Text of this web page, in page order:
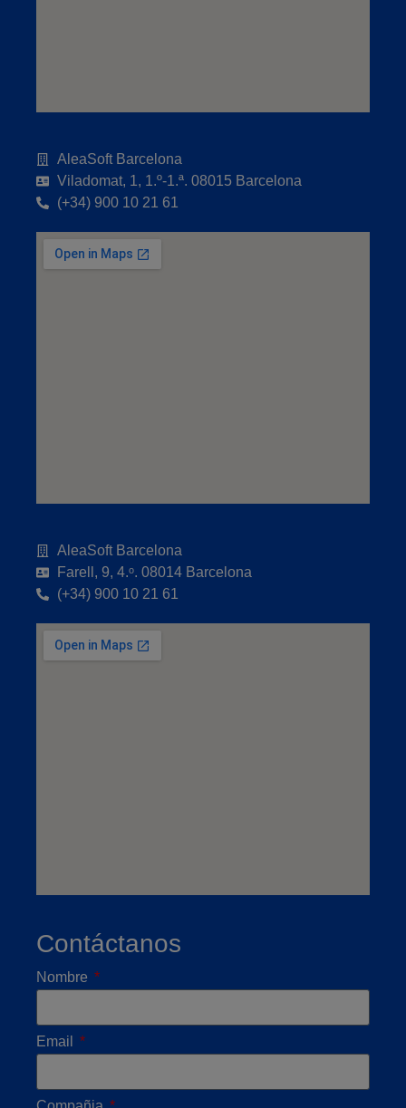
AleaSoft Barcelona
Viladomat, 1, 1.º-1.ª. 08015 Barcelona
(+34) 900 10 21 61
AleaSoft Barcelona
Farell, 9, 4.ᵒ. 08014 Barcelona
(+34) 900 10 21 61
Contáctanos
Nombre
Email